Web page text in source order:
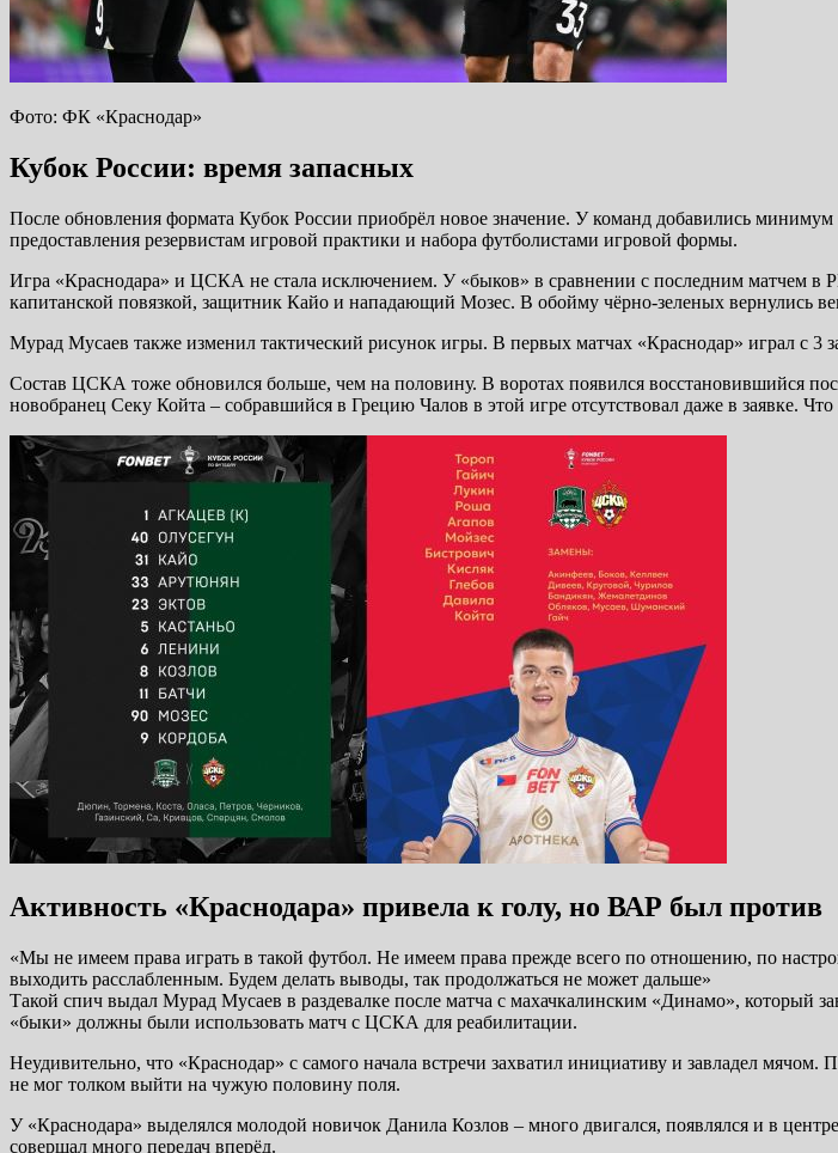
Фото: ФК «Краснодар»
Кубок России: время запасных
После обновления формата Кубок России приобрёл новое значение. У команд добавились
предоставления резервистам игровой практики и набора футболистами игровой формы.
Игра «Краснодара» и ЦСКА не стала исключением. У «быков» в сравнении с последним матчем в
капитанской повязкой, защитник Кайо и нападающий Мозес. В обойму чёрно-зеленых
Мурад Мусаев также изменил тактический рисунок игры. В первых матчах «Краснодар» играл с 3
Состав ЦСКА тоже обновился больше, чем на половину. В воротах появился восстановившийся
новобранец Секу Койта – собравшийся в Грецию Чалов в этой игре отсутствовал даже в заявке.
Активность «Краснодара» привела к голу, но ВАР был против
«Мы не имеем права играть в такой футбол. Не имеем права прежде всего по отношению, по
выходить расслабленным. Будем делать выводы, так продолжаться не может дальше»
Такой спич выдал Мурад Мусаев в раздевалке после матча с махачкалинским «Динамо», который
«быки» должны были использовать матч с ЦСКА для реабилитации.
Неудивительно, что «Краснодар» с самого начала встречи захватил инициативу и завладел
не мог толком выйти на чужую половину поля.
У «Краснодара» выделялся молодой новичок Данила Козлов – много двигался, появлялся и в
совершал много передач вперёд.